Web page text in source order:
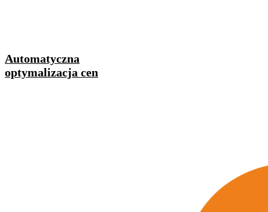
Automatyczna
optymalizacja cen